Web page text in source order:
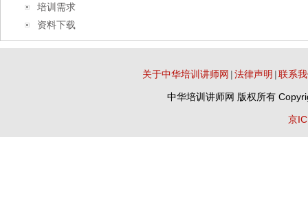
培训需求
资料下载
关于中华培训讲师网 |法律声明 |联系
中华培训讲师网 版权所有
京